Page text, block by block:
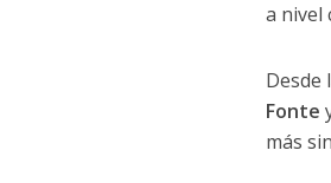
a nivel
Desde
Fonte
más